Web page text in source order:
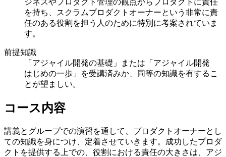
を持ち、スクラムプロダクトオーナーという非常に責
任のある役割を担う人のために特別に考案されていま
す。
前提知識
「アジャイル開発の基礎」または「アジャイル開発
はじめの一歩」を受講済みか、同等の知識を有するこ
とが望ましい。
コース内容
講義とグループでの演習を通して、プロダクトオーナーとし
ての知識を身につけ、定着させていきます。成功したプロダ
クトを提供する上での、役割における責任の大きさは、アジ